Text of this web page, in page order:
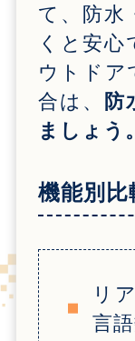
て、防水
くと安心
ウトドア
合は、 防
ましょう。
機能別比
リ
言